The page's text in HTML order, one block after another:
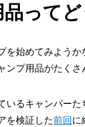
ってど
を始めてみよう
プ用品がたくさ
るキャンパー
を検証した前回に